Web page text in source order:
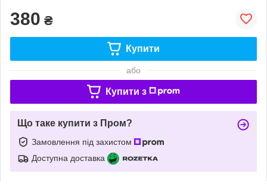
380 ₴
Купити
або
Купити з
Що таке купити з Пром?
Замовлення під захистом
Доступна доставка